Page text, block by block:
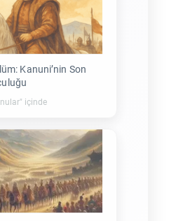
Kanuni’nin Son
içinde